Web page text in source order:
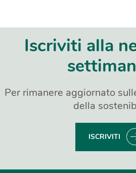
Iscriviti alla
Per rimanere aggiornato
della
ISCRIVITI